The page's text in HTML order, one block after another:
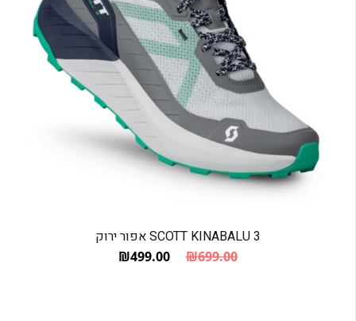
SCOTT KINABALU 3 אפור ירוק
₪699.00 המחיר המקורי היה: ₪699.00.
₪499.00
המחיר הנוכחי הוא: ₪499.00.